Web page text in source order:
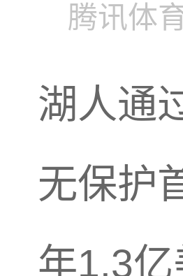
腾讯体
湖人通
无保护
年1.3亿